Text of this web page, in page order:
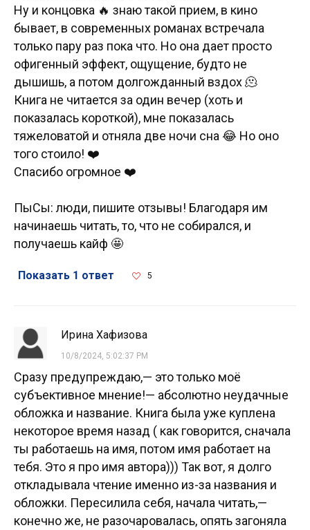
Ну и концовка 🔥 знаю такой прием, в кино
бывает, в современных романах встречала
только пару раз пока что. Но она дает просто
офигенный эффект, ощущение, будто не
дышишь, а потом долгожданный вздох 🫠
Книга не читается за один вечер (хоть и
показалась короткой), мне показалась
тяжеловатой и отняла две ночи сна 😂 Но оно
того стоило! ❤️
Спасибо огромное ❤️
ПыСы: люди, пишите отзывы! Благодаря им
начинаешь читать, то, что не собирался, и
получаешь кайф 🤩
Показать 1 ответ 5
Ирина Хафизова
10/8/2024, 5:02:37 PM
Сразу предупреждаю,— это только моё
субъективное мнение!— абсолютно неудачные
обложка и название. Книга была уже куплена
некоторое время назад ( как говорится, сначала
ты работаешь на имя, потом имя работает на
тебя. Это я про имя автора))) Так вот, я долго
откладывала чтение именно из-за названия и
обложки. Пересилила себя, начала читать,—
конечно же, не разочаровалась, опять загоняла